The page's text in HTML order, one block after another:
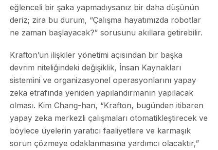
eğlenceli bir şaka yapmadıysanız bir daha düşünün
deriz; zira bu durum, “Çalışma hayatımızda robotlar
ne zaman başlayacak?” sorusunu akıllara getirebilir.
Krafton’un ilişkiler yönetimi açısından bir başka
devrim niteliğindeki değişiklik, İnsan Kaynakları
sistemini ve organizasyonel operasyonlarını yapay
zeka etrafında yeniden yapılandırmanın yapılacak
olması. Kim Chang-han, “Krafton, bugünden itibaren
yapay zeka merkezli çalışmaları otomatikleştirecek ve
böylece üyelerin yaratıcı faaliyetlere ve karmaşık
sorun çözmeye odaklanmasına yardımcı olacaktır,”